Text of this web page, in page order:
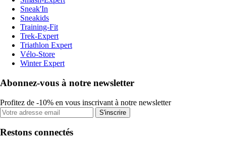
Sneak'In
Sneakids
Training-Fit
Trek-Expert
Triathlon Expert
Vélo-Store
Winter Expert
Abonnez-vous à notre newsletter
Profitez de -10% en vous inscrivant à notre newsletter
S'inscrire
Restons connectés